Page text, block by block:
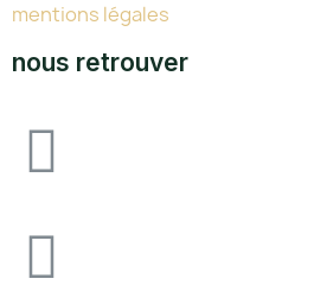
mentions légales
nous retrouver